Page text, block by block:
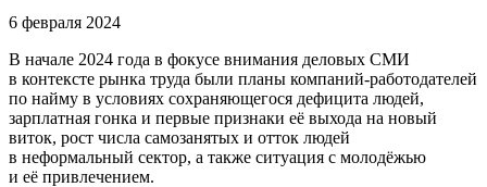
6 февраля 2024
В начале 2024 года в фокусе внимания деловых СМИ
в контексте рынка труда были планы компаний-работодателей
по найму в условиях сохраняющегося дефицита людей,
зарплатная гонка и первые признаки её выхода на новый
виток, рост числа самозанятых и отток людей
в неформальный сектор, а также ситуация с молодёжью
и её привлечением.